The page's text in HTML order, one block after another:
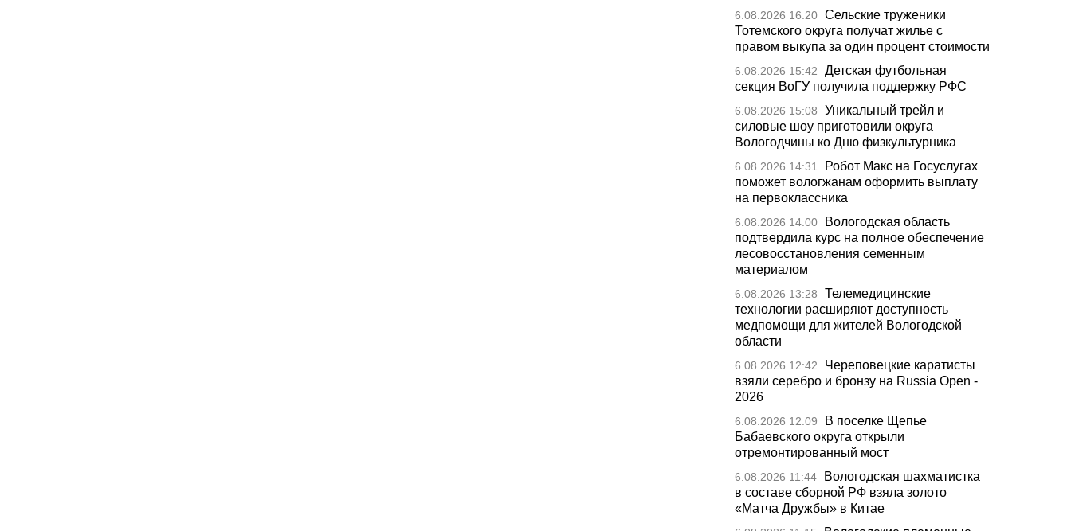
6.08.2026 16:20 Сельские труженики
Тотемского округа получат жилье с
правом выкупа за один процент стоимости
6.08.2026 15:42
Детская футбольная
секция ВоГУ получила поддержку РФС
6.08.2026 15:08
Уникальный трейл и
силовые шоу приготовили округа
Вологодчины ко Дню физкультурника
6.08.2026 14:31
Робот Макс на Госуслугах
поможет вологжанам оформить выплату
на первоклассника
6.08.2026 14:00
Вологодская область
подтвердила курс на полное обеспечение
лесовосстановления семенным
материалом
6.08.2026 13:28
Телемедицинские
технологии расширяют доступность
медпомощи для жителей Вологодской
области
6.08.2026 12:42
Череповецкие каратисты
взяли серебро и бронзу на Russia Open -
2026
6.08.2026 12:09
В поселке Щепье
Бабаевского округа открыли
отремонтированный мост
6.08.2026 11:44
Вологодская шахматистка
в составе сборной РФ взяла золото
«Матча Дружбы» в Китае